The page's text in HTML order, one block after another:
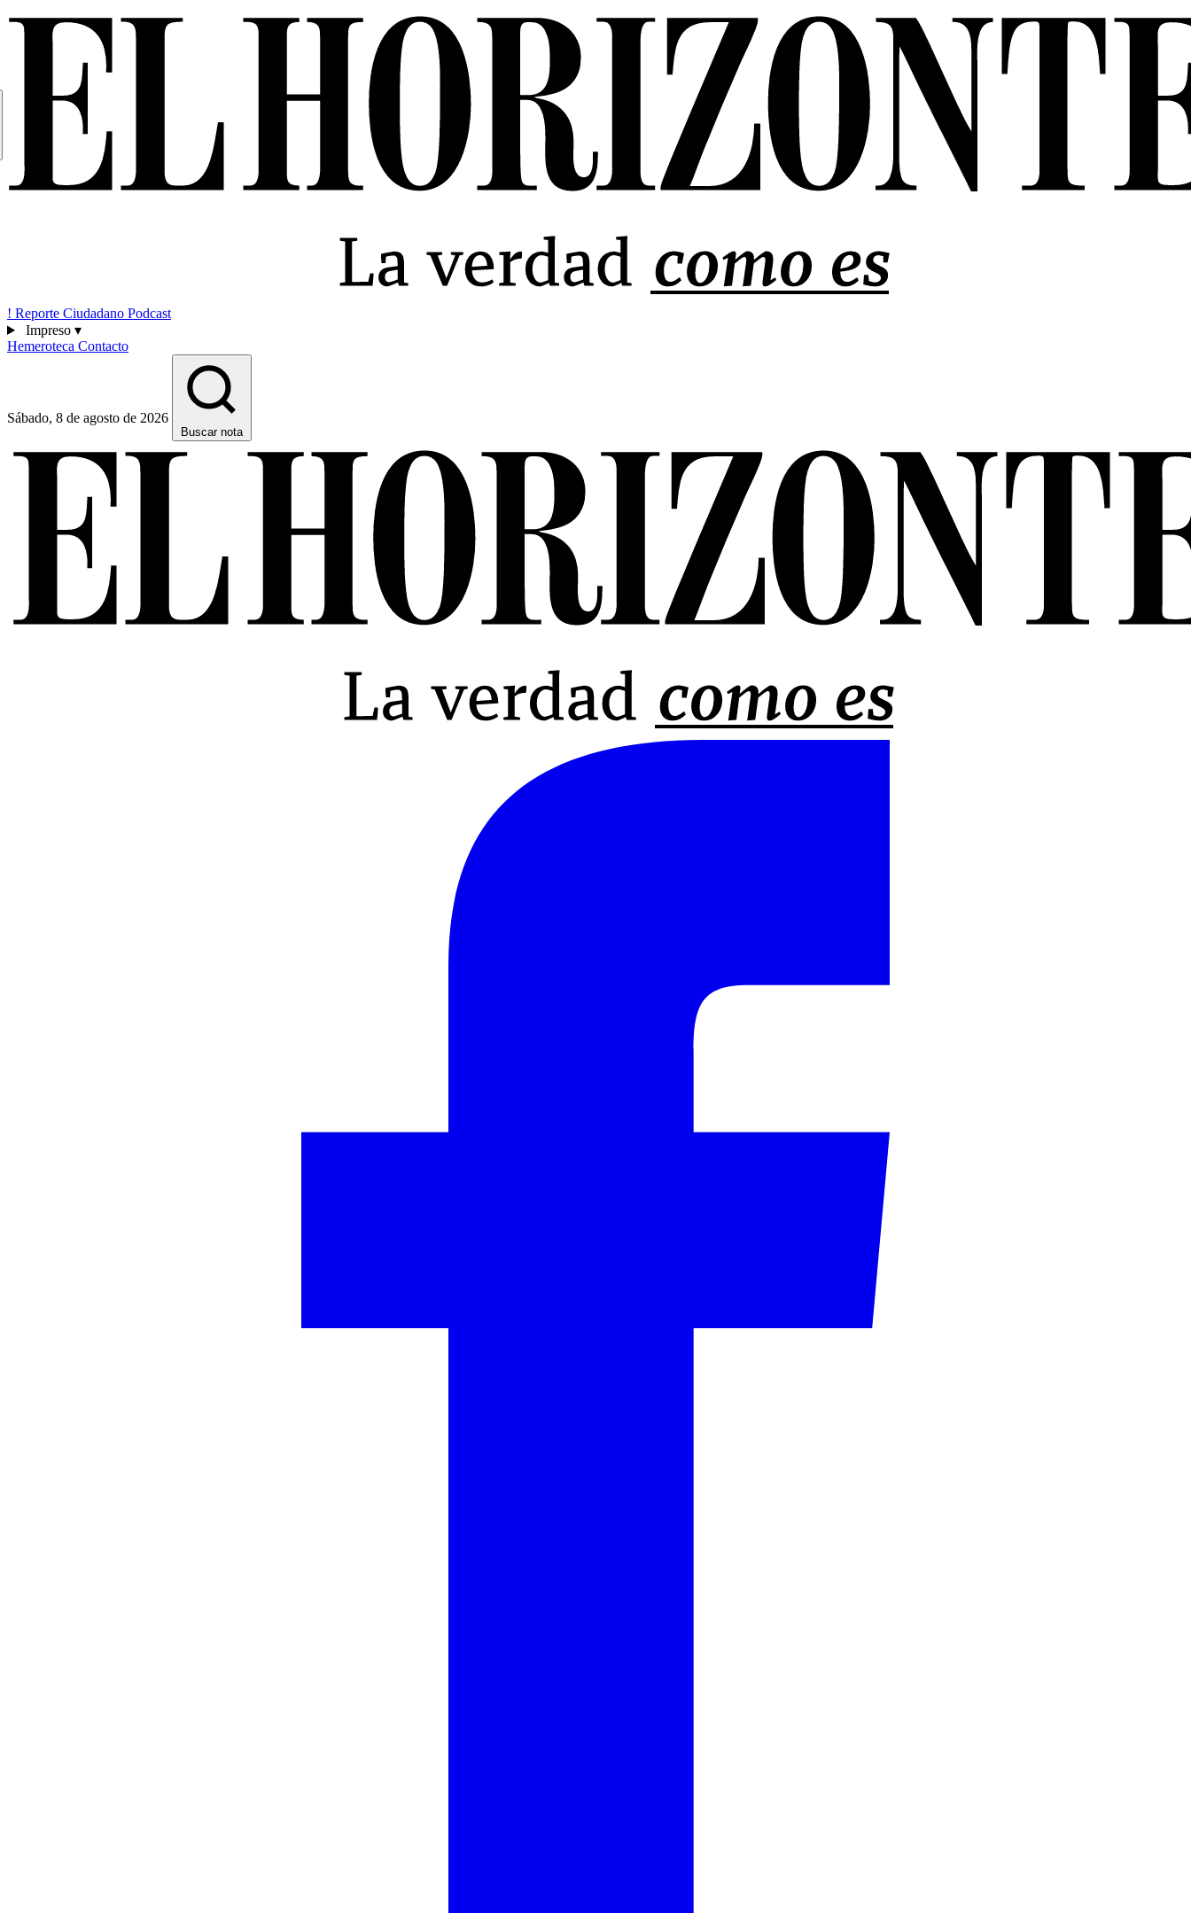
! Reporte Ciudadano Podcast
Impreso ▾
Hemeroteca Contacto
Sábado, 8 de agosto de 2026
Buscar nota